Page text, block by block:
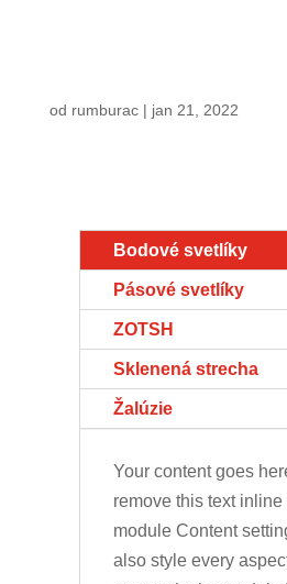
od rumburac| jan 21, 2022
Bodové svetlíky
Pásové svetlíky
ZOTSH
Sklenená strecha
Žalúzie
Your content goes
remove this text inline
module Content
also style every